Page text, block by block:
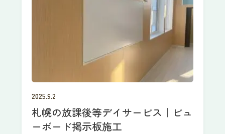
2025.9.2
札幌の放課後等デイサービス｜ビュ
ーボード掲示板施工